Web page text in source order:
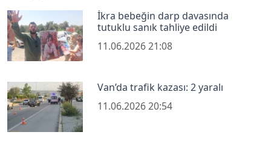
İkra bebeğin darp davasında
tutuklu sanık tahliye edildi
11.06.2026 21:08
Van’da trafik kazası: 2 yaralı
11.06.2026 20:54